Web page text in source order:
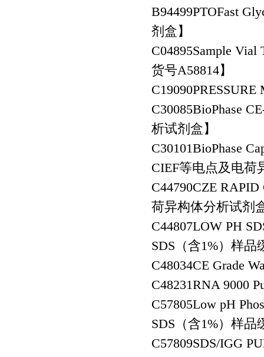
B94499PTOFast
剂盒】
C04895Sample Vial
货号A58814】
C19090
C30085BioPhase
析试剂盒】
C30101BioPhase
CIEF等电点及电荷
C44790CZE
荷异构体分析试剂
C44807LOW PH
SDS（含1%）样品
C48034CE Grade
C48231RNA 9000
C57805Low pH
SDS（含1%）样品
C57809SDS/IGG